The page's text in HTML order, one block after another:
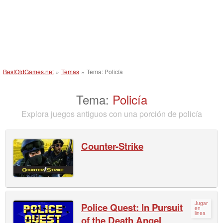
BestOldGames.net » Temas » Tema: Policía
Tema: Policía
Explora juegos antiguos con una porción de policía
Counter-Strike
Jugar
en
linea
Police Quest: In Pursuit
of the Death Angel